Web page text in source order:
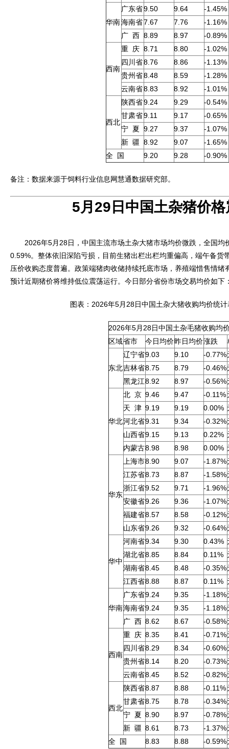
华南
广东省9.50 9.64 -1.45%
海南省7.67 7.76 -1.16%
广 西 8.89 8.97 -0.89%
西南
重 庆 8.71 8.80 -1.02%
四川省8.76 8.86 -1.13%
贵州省8.48 8.59 -1.28%
云南省8.83 8.92 -1.01%
西北
陕西省9.24 9.29 -0.54%
甘肃省9.11 9.17 -0.65%
宁 夏 9.27 9.37 -1.07%
新 疆 8.92 9.07 -1.65%
全 国
9.20 9.28 -0.90%
备注：数据来源于饲料行业信息网慧通数据研究部。
5月29日中国土杂猪价
2026年5月28日，中国主流市场土杂大猪市场均价微跌，全国均
0.59%。整体依旧深陷亏损，目前生猪出栏出栏均重偏高，端午备货
压价收购态度普遍。政策端猪肉收储持续托底市场，养殖端惜售情
预计近期猪价将维持低位震荡运行。今日部分省份市场交易均价如下
图表：2026年5月28日中国土杂大猪收购均价统
2026年5月28日中国土杂毛猪收购均
区域省市 今日均价昨日均价涨跌
东北
辽宁省9.03 9.10 -0.77%
吉林省8.75 8.79 -0.46%
黑龙江8.92 8.97 -0.56%
华北
北 京 9.46 9.47 -0.11%
天 津 9.19 9.19 0.00%
河北省9.31 9.34 -0.32%
山西省9.15 9.13 0.22%
内蒙古8.98 8.98 0.00%
华东
上海市8.90 9.07 -1.87%
江苏省8.73 8.87 -1.58%
浙江省9.52 9.71 -1.96%
安徽省9.26 9.36 -1.07%
福建省8.57 8.58 -0.12%
山东省9.26 9.32 -0.64%
华中
河南省9.34 9.30 0.43%
湖北省8.85 8.84 0.11%
湖南省8.45 8.48 -0.35%
江西省8.88 8.87 0.11%
华南
广东省9.24 9.35 -1.18%
海南省9.24 9.35 -1.18%
广 西 8.62 8.67 -0.58%
西南
重 庆 8.35 8.41 -0.71%
四川省8.29 8.34 -0.60%
贵州省8.14 8.20 -0.73%
云南省8.45 8.52 -0.82%
西北
陕西省8.87 8.88 -0.11%
甘肃省8.75 8.78 -0.34%
宁 夏 8.90 8.97 -0.78%
新 疆 8.61 8.73 -1.37%
全 国
8.83 8.88 -0.59%